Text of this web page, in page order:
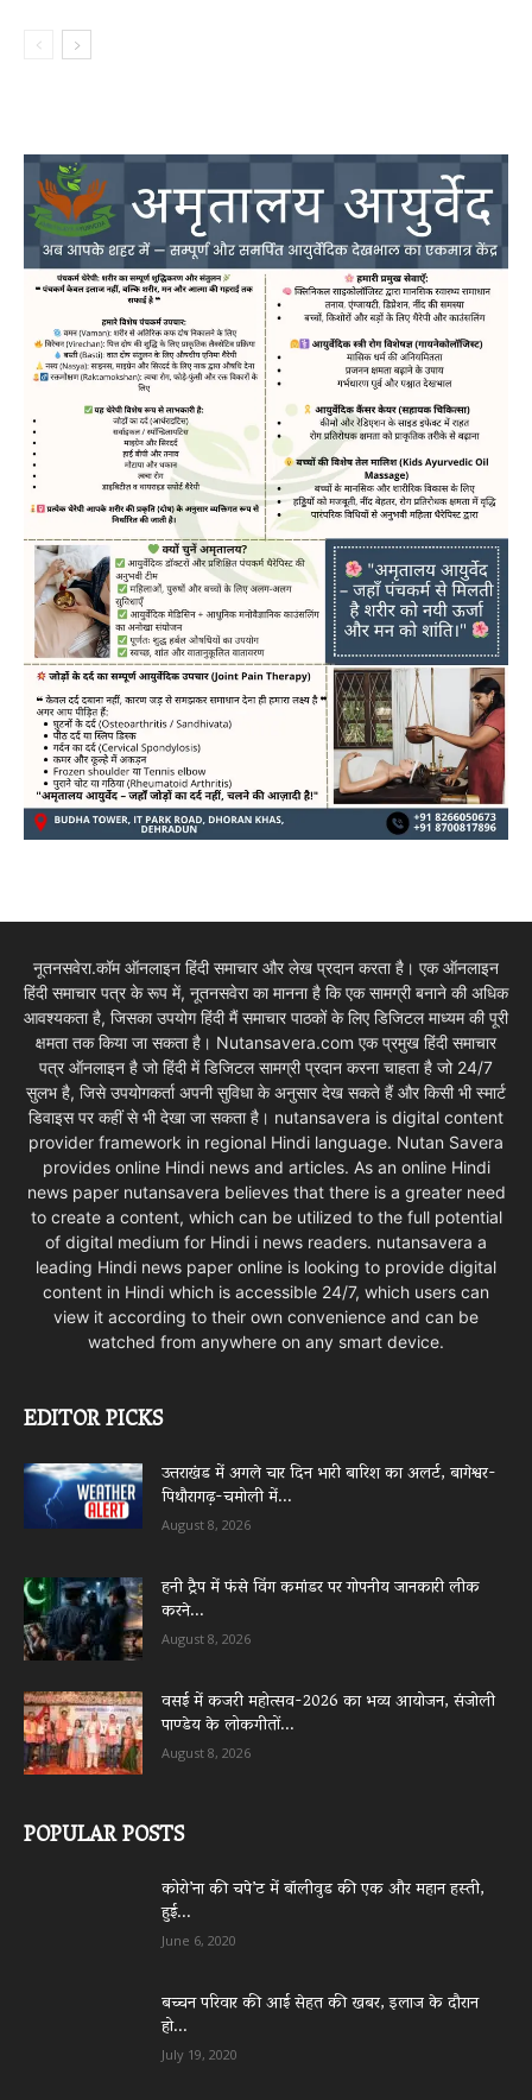
नूतनसवेरा.कॉम ऑनलाइन हिंदी समाचार और लेख प्रदान करता है। एक ऑनलाइन
हिंदी समाचार पत्र के रूप में, नूतनसवेरा का मानना है कि एक सामग्री बनाने की अधिक
आवश्यकता है, जिसका उपयोग हिंदी मैं समाचार पाठकों के लिए डिजिटल माध्यम की पूरी
क्षमता तक किया जा सकता है। Nutansavera.com एक प्रमुख हिंदी समाचार
पत्र ऑनलाइन है जो हिंदी में डिजिटल सामग्री प्रदान करना चाहता है जो 24/7
सुलभ है, जिसे उपयोगकर्ता अपनी सुविधा के अनुसार देख सकते हैं और किसी भी स्मार्ट
डिवाइस पर कहीं से भी देखा जा सकता है। nutansavera is digital content
provider framework in regional Hindi language. Nutan Savera
provides online Hindi news and articles. As an online Hindi
news paper nutansavera believes that there is a greater need
to create a content, which can be utilized to the full potential
of digital medium for Hindi i news readers. nutansavera a
leading Hindi news paper online is looking to provide digital
content in Hindi which is accessible 24/7, which users can
view it according to their own convenience and can be
watched from anywhere on any smart device.
EDITOR PICKS
उत्तराखंड में अगले चार दिन भारी बारिश का अलर्ट, बागेश्वर-
पिथौरागढ़-चमोली में...
August 8, 2026
हनी ट्रैप में फंसे विंग कमांडर पर गोपनीय जानकारी लीक
करने...
August 8, 2026
वसई में कजरी महोत्सव-2026 का भव्य आयोजन, संजोली
पाण्डेय के लोकगीतों...
August 8, 2026
POPULAR POSTS
कोरो’ना की चपे’ट में बॉलीवुड की एक और महान हस्ती,
हुई...
June 6, 2020
बच्चन परिवार की आई सेहत की खबर, इलाज के दौरान
हो...
July 19, 2020